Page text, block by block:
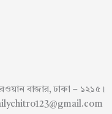
বাজার, ঢাকা – ১২১৫।